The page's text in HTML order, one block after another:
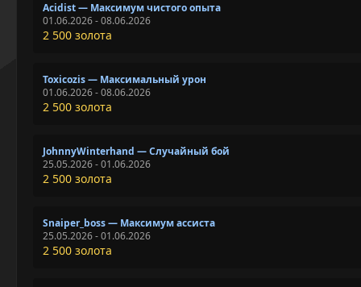
Acidist — Максимум чистого опыта
01.06.2026 - 08.06.2026
2 500 золота
Toxicozis — Максимальный урон
01.06.2026 - 08.06.2026
2 500 золота
JohnnyWinterhand — Случайный бой
25.05.2026 - 01.06.2026
2 500 золота
Snaiper_boss — Максимум ассиста
25.05.2026 - 01.06.2026
2 500 золота